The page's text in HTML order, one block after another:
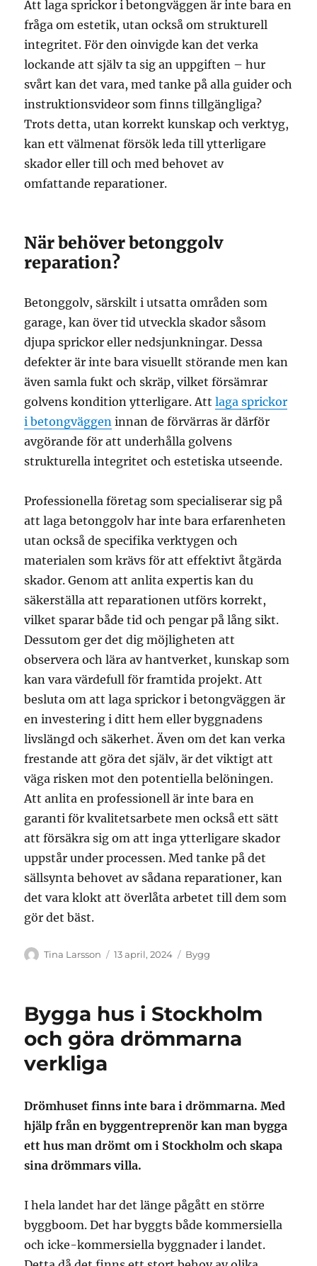
Att laga sprickor i betongväggen är inte bara en
fråga om estetik, utan också om strukturell
integritet. För den oinvigde kan det verka
lockande att själv ta sig an uppgiften – hur
svårt kan det vara, med tanke på alla guider och
instruktionsvideor som finns tillgängliga?
Trots detta, utan korrekt kunskap och verktyg,
kan ett välmenat försök leda till ytterligare
skador eller till och med behovet av
omfattande reparationer.
När behöver betonggolv
reparation?
Betonggolv, särskilt i utsatta områden som
garage, kan över tid utveckla skador såsom
djupa sprickor eller nedsjunkningar. Dessa
defekter är inte bara visuellt störande men kan
även samla fukt och skräp, vilket försämrar
golvens kondition ytterligare. Attlaga sprickor
i betongväggen innan de förvärras är därför
avgörande för att underhålla golvens
strukturella integritet och estetiska utseende.
Professionella företag som specialiserar sig på
att laga betonggolv har inte bara erfarenheten
utan också de specifika verktygen och
materialen som krävs för att effektivt åtgärda
skador. Genom att anlita expertis kan du
säkerställa att reparationen utförs korrekt,
vilket sparar både tid och pengar på lång sikt.
Dessutom ger det dig möjligheten att
observera och lära av hantverket, kunskap som
kan vara värdefull för framtida projekt. Att
besluta om att laga sprickor i betongväggen är
en investering i ditt hem eller byggnadens
livslängd och säkerhet. Även om det kan verka
frestande att göra det själv, är det viktigt att
väga risken mot den potentiella belöningen.
Att anlita en professionell är inte bara en
garanti för kvalitetsarbete men också ett sätt
att försäkra sig om att inga ytterligare skador
uppstår under processen. Med tanke på det
sällsynta behovet av sådana reparationer, kan
det vara klokt att överlåta arbetet till dem som
gör det bäst.
Författare
Tina Larsson
Publicerat
13 april, 2024 Kategorier
Bygg
Bygga hus i Stockholm
och göra drömmarna
verkliga
Drömhuset finns inte bara i drömmarna. Med
hjälp från en byggentreprenör kan man bygga
ett hus man drömt om i Stockholm och skapa
sina drömmars villa.
I hela landet har det länge pågått en större
byggboom. Det har byggts både kommersiella
och icke-kommersiella byggnader i landet.